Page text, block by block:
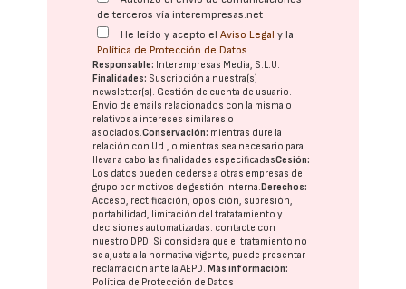
de terceros vía interempresas.net
He leído y acepto elAviso Legal y la
Política de Protección de Datos
Responsable: Interempresas Media, S.L.U.
Finalidades: Suscripción a nuestra(s)
newsletter(s). Gestión de cuenta de usuario.
Envío de emails relacionados con la misma o
relativos a intereses similares o
asociados.Conservación: mientras dure la
relación con Ud., o mientras sea necesario para
llevar a cabo las finalidades especificadasCesión:
Los datos pueden cederse a otras empresas del
grupo por motivos de gestión interna.Derechos:
Acceso, rectificación, oposición, supresión,
portabilidad, limitación del tratatamiento y
decisiones automatizadas: contacte con
nuestro DPD. Si considera que el tratamiento no
se ajusta a la normativa vigente, puede presentar
reclamación ante laAEPD.Más información:
Política de Protección de Datos